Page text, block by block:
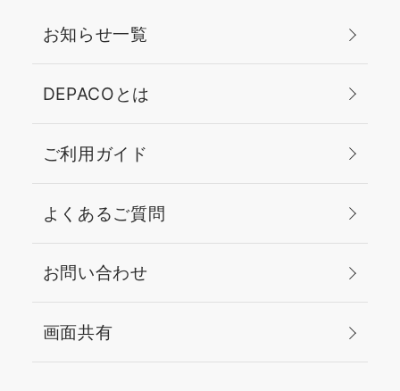
お知らせ一覧
DEPACOとは
ご利用ガイド
よくあるご質問
お問い合わせ
画面共有